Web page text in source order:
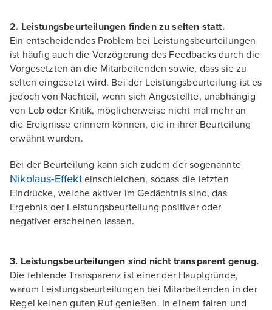
2. Leistungsbeurteilungen finden zu selten statt.
Ein entscheidendes Problem bei Leistungsbeurteilungen
ist häufig auch die Verzögerung des Feedbacks durch die
Vorgesetzten an die Mitarbeitenden sowie, dass sie zu
selten eingesetzt wird. Bei der Leistungsbeurteilung ist es
jedoch von Nachteil, wenn sich Angestellte, unabhängig
von Lob oder Kritik, möglicherweise nicht mal mehr an
die Ereignisse erinnern können, die in ihrer Beurteilung
erwähnt wurden.
Bei der Beurteilung kann sich zudem der sogenannte
Nikolaus-Effekteinschleichen, sodass die letzten
Eindrücke, welche aktiver im Gedächtnis sind, das
Ergebnis der Leistungsbeurteilung positiver oder
negativer erscheinen lassen.
3. Leistungsbeurteilungen sind nicht transparent genug.
Die fehlende Transparenz ist einer der Hauptgründe,
warum Leistungsbeurteilungen bei Mitarbeitenden in der
Regel keinen guten Ruf genießen. In einem fairen und